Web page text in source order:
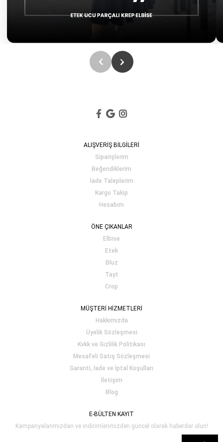
ALIŞVERİŞ BİLGİLERİ
Siparişlerim
Beğendiklerim
İade Taleplerim
Kargo Takip
Hesabım
ÖNE ÇIKANLAR
Elbise
Etek
Bluz
Tayt
Crop
MÜŞTERİ HİZMETLERİ
Hakkımızda
Üyelik Sözleşmesi
Kvkk ve Gizlilik Politikası
Mesafeli Satış Sözleşmesi
Garanti, İade ve İptal Koşulları
İletişim
Blog
E-BÜLTEN KAYIT
Kampanyalarımızdan ve indirimlerimizden güncel olarak haberdar olun!